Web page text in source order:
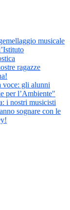
musicale
ragazze
voce: gli alunni
per l’Ambiente"
i nostri musicisti
sognare con le